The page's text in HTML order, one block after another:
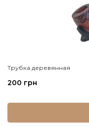
Трубка деревянная
200 грн